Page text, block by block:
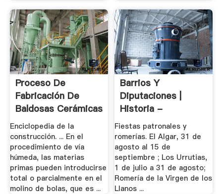
Proceso De
Fabricación De
Baldosas Cerámicas
...
Enciclopedia de la
construcción. ... En el
procedimiento de vía
húmeda, las materias
primas pueden introducirse
total o parcialmente en el
molino de bolas, que es ...
Barrios Y
Diputaciones |
Historia -
Ayuntamiento .
Fiestas patronales y
romerías. El Algar, 31 de
agosto al 15 de
septiembre ; Los Urrutias,
1 de julio a 31 de agosto;
Romería de la Virgen de los
Llanos ...